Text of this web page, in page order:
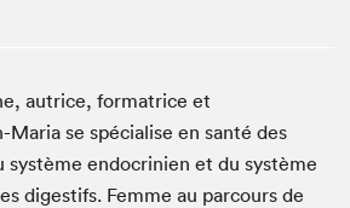
autrice, formatrice et
Maria se spécialise en santé des
système endocrinien et du système
digestifs. Femme au parcours de